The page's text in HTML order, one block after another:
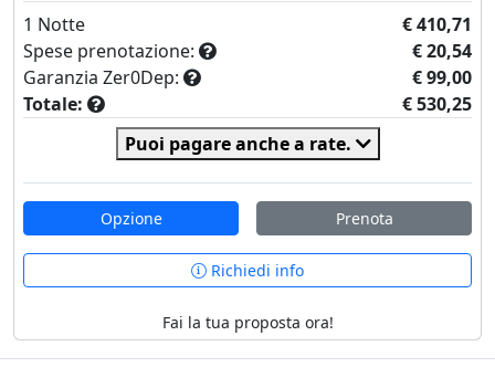
1 Notte
€ 410,71
Spese prenotazione:
€ 20,54
Garanzia Zer0Dep:
€ 99,00
Totale:
€ 530,25
Puoi pagare anche a rate.
Opzione Prenota
Richiedi info
Fai la tua proposta ora!